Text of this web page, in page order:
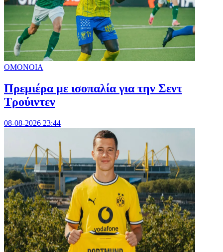
ΟΜΟΝΟΙΑ
Πρεμιέρα με ισοπαλία για την Σεντ
Τρούιντεν
08-08-2026 23:44